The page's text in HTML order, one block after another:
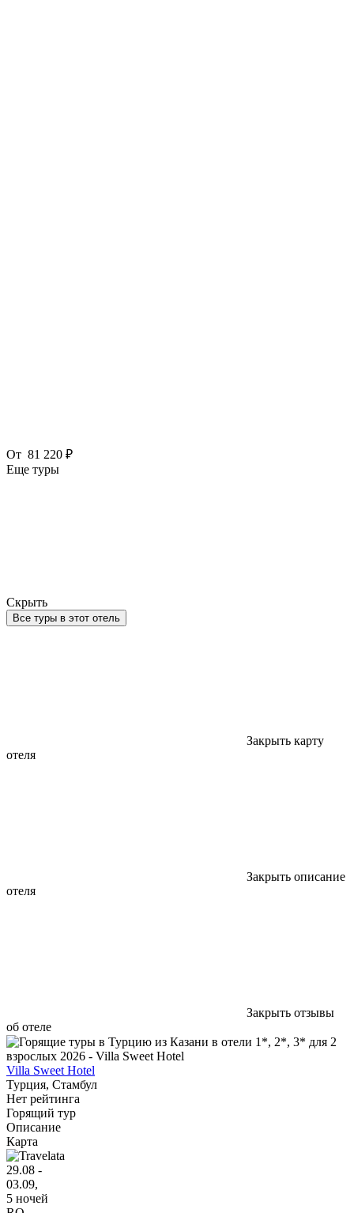
От 81 220 ₽
Еще туры
Скрыть
Все туры в этот отель
Закрыть карту
отеля
Закрыть описание
отеля
Закрыть отзывы
об отеле
Villa Sweet Hotel
Турция, Стамбул
Нет рейтинга
Горящий тур
Описание
Карта
29.08 -
03.09,
5 ночей